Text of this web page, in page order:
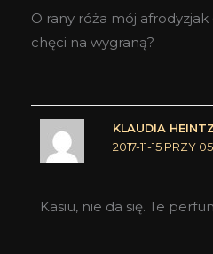
O rany róża mój
chęci na wygraną?
KLAUDIA
2017-11-15 PRZY
Kasiu, nie da się. Te